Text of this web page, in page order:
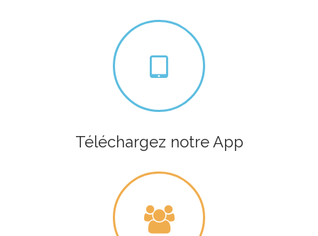
Téléchargez notre App